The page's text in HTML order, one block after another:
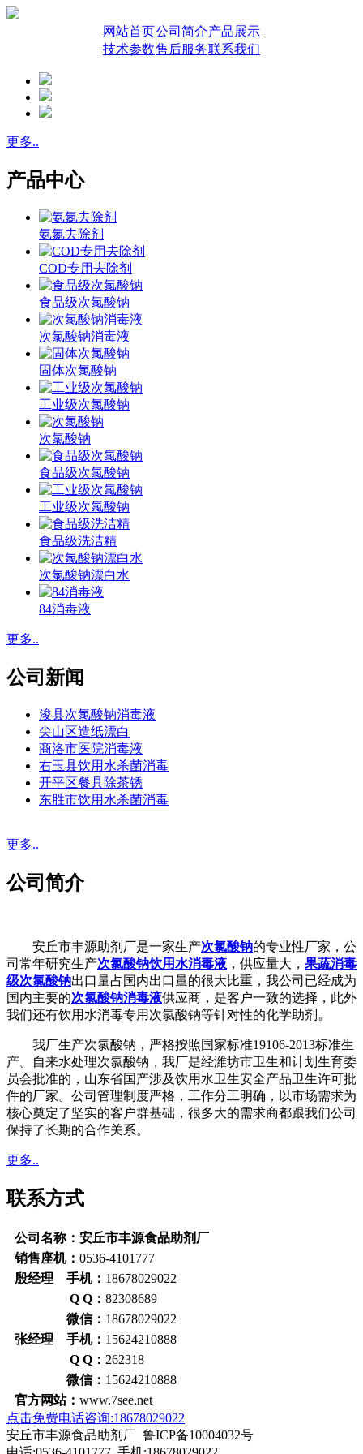
网站首页公司简介产品展示
技术参数售后服务联系我们
更多..
产品中心
氨氮去除剂
COD专用去除剂
食品级次氯酸钠
次氯酸钠消毒液
固体次氯酸钠
工业级次氯酸钠
次氯酸钠
食品级次氯酸钠
工业级次氯酸钠
食品级洗洁精
次氯酸钠漂白水
84消毒液
更多..
公司新闻
浚县次氯酸钠消毒液
尖山区造纸漂白
商洛市医院消毒液
右玉县饮用水杀菌消毒
开平区餐具除茶锈
东胜市饮用水杀菌消毒
更多..
公司简介
安丘市丰源助剂厂是一家生产次氯酸钠的专业性厂家，公
司常年研究生产次氯酸钠饮用水消毒液 ，供应量大， 果蔬消毒
级次氯酸钠出口量占国内出口量的很大比重，我公司已经成为
国内主要的次氯酸钠消毒液供应商，是客户一致的选择，此外
我们还有饮用水消毒专用次氯酸钠等针对性的化学助剂。
我厂生产次氯酸钠，严格按照国家标准19106-2013标准生
产。自来水处理次氯酸钠，我厂是经潍坊市卫生和计划生育委
员会批准的，山东省国产涉及饮用水卫生安全产品卫生许可批
件的厂家。公司管理制度严格，工作分工明确，以市场需求为
核心奠定了坚实的客户群基础，很多大的需求商都跟我们公司
保持了长期的合作关系。
更多..
联系方式
公司名称：安丘市丰源食品助剂厂
销售座机： 0536-4101777
殷经理 手机： 18678029022
Q Q： 82308689
微信： 18678029022
张经理 手机： 15624210888
Q Q： 262318
微信： 15624210888
官方网站： www.7see.net
点击免费电话咨询:18678029022
安丘市丰源食品助剂厂 鲁ICP备10004032号